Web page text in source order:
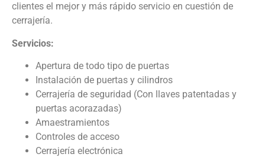
clientes el mejor y más rápido servicio en cuestión de
cerrajería.
Servicios:
Apertura de todo tipo de puertas
Instalación de puertas y cilindros
Cerrajería de seguridad (Con llaves patentadas y
puertas acorazadas)
Amaestramientos
Controles de acceso
Cerrajería electrónica